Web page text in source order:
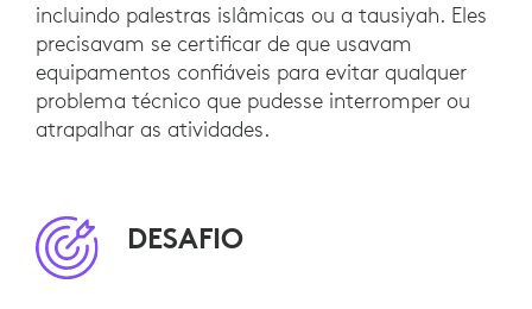
incluindo palestras islâmicas ou a tausiyah. Eles
precisavam se certificar de que usavam
equipamentos confiáveis para evitar qualquer
problema técnico que pudesse interromper ou
atrapalhar as atividades.
DESAFIO